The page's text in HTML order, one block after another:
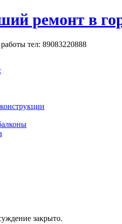
ремонт в
тел: 89083220888
закрыто.